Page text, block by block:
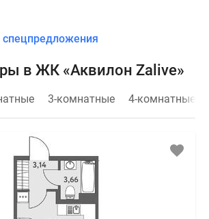
спецпредложения
в ЖК «Аквилон Zalive»
3-комнатные 4-комнатные